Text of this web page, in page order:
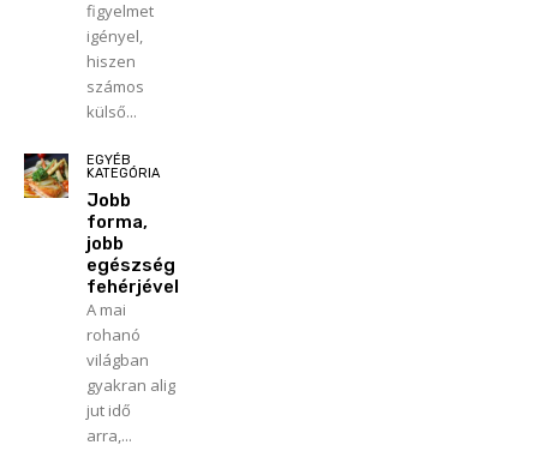
figyelmet
igényel,
hiszen
számos
külső...
EGYÉB
KATEGÓRIA
Jobb
forma,
jobb
egészség
fehérjével
A mai
rohanó
világban
gyakran alig
jut idő
arra,...